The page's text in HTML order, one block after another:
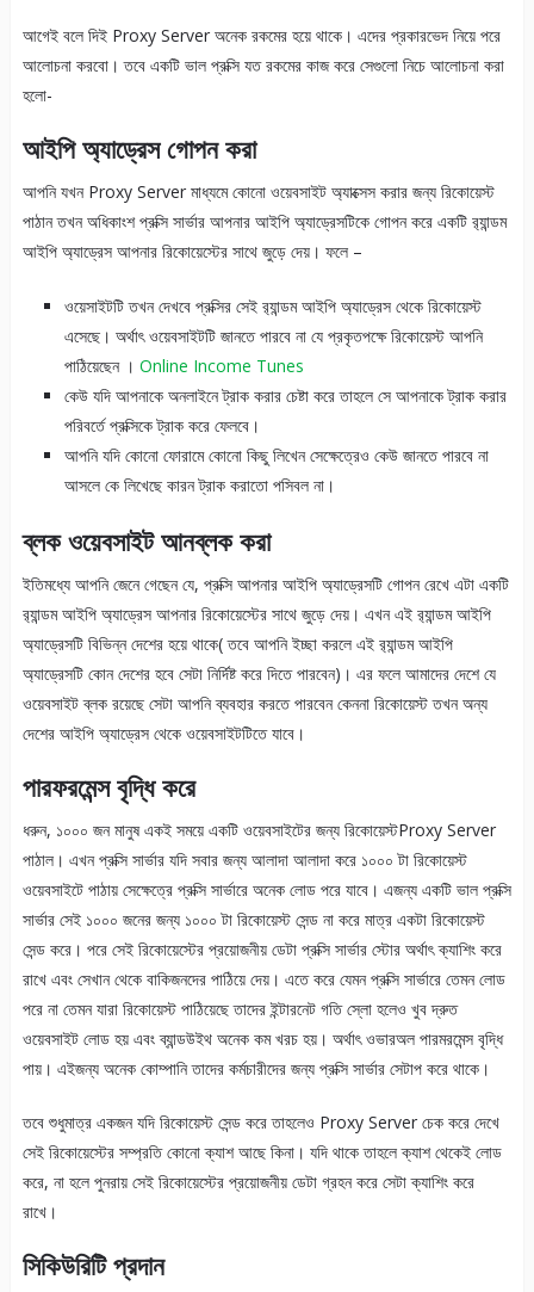
আগেই বলে দিই Proxy Server অনেক রকমের হয়ে থাকে। এদের প্রকারভেদ নিয়ে পরে
আলোচনা করবো। তবে একটি ভাল প্রক্সি যত রকমের কাজ করে সেগুলো নিচে আলোচনা করা
হলো-
আইপি অ্যাড্রেস গোপন করা
আপনি যখন Proxy Server মাধ্যমে কোনো ওয়েবসাইট অ্যাক্সেস করার জন্য রিকোয়েস্ট
পাঠান তখন অধিকাংশ প্রক্সি সার্ভার আপনার আইপি অ্যাড্রেসটিকে গোপন করে একটি র‍্যান্ডম
আইপি অ্যাড্রেস আপনার রিকোয়েস্টের সাথে জুড়ে দেয়। ফলে –
ওয়েসাইটটি তখন দেখবে প্রক্সির সেই র‍্যান্ডম আইপি অ্যাড্রেস থেকে রিকোয়েস্ট
এসেছে। অর্থাৎ ওয়েবসাইটটি জানতে পারবে না যে প্রকৃতপক্ষে রিকোয়েস্ট আপনি
পাঠিয়েছেন । Online Income Tunes
কেউ যদি আপনাকে অনলাইনে ট্রাক করার চেষ্টা করে তাহলে সে আপনাকে ট্রাক করার
পরিবর্তে প্রক্সিকে ট্রাক করে ফেলবে।
আপনি যদি কোনো ফোরামে কোনো কিছু লিখেন সেক্ষেত্রেও কেউ জানতে পারবে না
আসলে কে লিখেছে কারন ট্রাক করাতো পসিবল না।
ব্লক ওয়েবসাইট আনব্লক করা
ইতিমধ্যে আপনি জেনে গেছেন যে, প্রক্সি আপনার আইপি অ্যাড্রেসটি গোপন রেখে এটা একটি
র‍্যান্ডম আইপি অ্যাড্রেস আপনার রিকোয়েস্টের সাথে জুড়ে দেয়। এখন এই র‍্যান্ডম আইপি
অ্যাড্রেসটি বিভিন্ন দেশের হয়ে থাকে( তবে আপনি ইচ্ছা করলে এই র‍্যান্ডম আইপি
অ্যাড্রেসটি কোন দেশের হবে সেটা নির্দিষ্ট করে দিতে পারবেন)। এর ফলে আমাদের দেশে যে
ওয়েবসাইট ব্লক রয়েছে সেটা আপনি ব্যবহার করতে পারবেন কেননা রিকোয়েস্ট তখন অন্য
দেশের আইপি অ্যাড্রেস থেকে ওয়েবসাইটটিতে যাবে।
পারফরমেন্স বৃদ্ধি করে
ধরুন, ১০০০ জন মানুষ একই সময়ে একটি ওয়েবসাইটের জন্য রিকোয়েস্টProxy Server
পাঠাল। এখন প্রক্সি সার্ভার যদি সবার জন্য আলাদা আলাদা করে ১০০০ টা রিকোয়েস্ট
ওয়েবসাইটে পাঠায় সেক্ষেত্রে প্রক্সি সার্ভারে অনেক লোড পরে যাবে। এজন্য একটি ভাল প্রক্সি
সার্ভার সেই ১০০০ জনের জন্য ১০০০ টা রিকোয়েস্ট সেন্ড না করে মাত্র একটা রিকোয়েস্ট
সেন্ড করে। পরে সেই রিকোয়েস্টের প্রয়োজনীয় ডেটা প্রক্সি সার্ভার স্টোর অর্থাৎ ক্যাশিং করে
রাখে এবং সেখান থেকে বাকিজনদের পাঠিয়ে দেয়। এতে করে যেমন প্রক্সি সার্ভারে তেমন লোড
পরে না তেমন যারা রিকোয়েস্ট পাঠিয়েছে তাদের ইন্টারনেট গতি স্লো হলেও খুব দ্রুত
ওয়েবসাইট লোড হয় এবং ব্যান্ডউইথ অনেক কম খরচ হয়। অর্থাৎ ওভারঅল পারমরমেন্স বৃদ্ধি
পায়। এইজন্য অনেক কোম্পানি তাদের কর্মচারীদের জন্য প্রক্সি সার্ভার সেটাপ করে থাকে।
তবে শুধুমাত্র একজন যদি রিকোয়েস্ট সেন্ড করে তাহলেও Proxy Server চেক করে দেখে
সেই রিকোয়েস্টের সম্প্রতি কোনো ক্যাশ আছে কিনা। যদি থাকে তাহলে ক্যাশ থেকেই লোড
করে, না হলে পুনরায় সেই রিকোয়েস্টের প্রয়োজনীয় ডেটা গ্রহন করে সেটা ক্যাশিং করে
রাখে।
সিকিউরিটি প্রদান